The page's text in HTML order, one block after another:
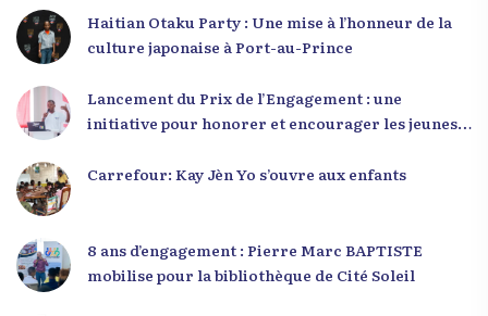
Haitian Otaku Party : Une mise à l’honneur de la
culture japonaise à Port-au-Prince
Lancement du Prix de l’Engagement : une
initiative pour honorer et encourager les jeunes
Carrefour: Kay Jèn Yo s’ouvre aux enfants
8 ans d’engagement : Pierre Marc BAPTISTE
mobilise pour la bibliothèque de Cité Soleil